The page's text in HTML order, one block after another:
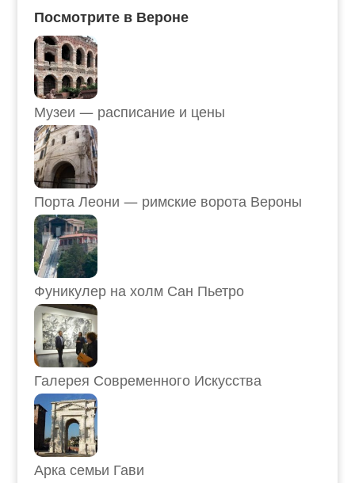
Посмотрите в Вероне
Музеи — расписание и цены
Порта Леони — римские ворота Вероны
Фуникулер на холм Сан Пьетро
Галерея Современного Искусства
Арка семьи Гави